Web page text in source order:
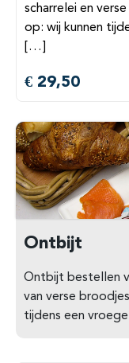
scharrelei en
op: wij kunnen
[…]
€ 29,50
Ontbijt
Ontbijt bestellen
van verse
tijdens een